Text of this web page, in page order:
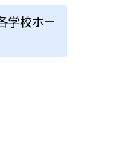
学校ホー